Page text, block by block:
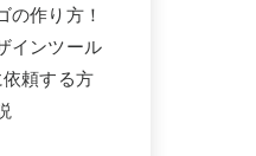
の作り方！
インツール
頼する方